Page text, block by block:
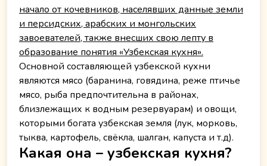
начало от кочевников, населявших данные земли
и персидских, арабских и монгольских
завоевателей, также внесших свою лепту в
образование понятия «Узбекская кухня».
Основной составляющей узбекской кухни
являются мясо (баранина, говядина, реже птичье
мясо, рыба предпочтительна в районах,
близлежащих к водным резервуарам) и овощи,
которыми богата узбекская земля (лук, морковь,
тыква, картофель, свёкла, шалган, капуста и т.д).
Какая она – узбекская кухня?